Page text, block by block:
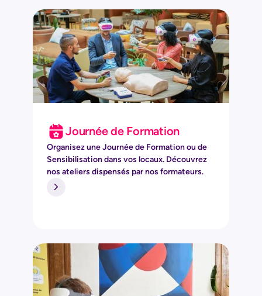
Journée de Formation
Organisez une Journée de Formation ou de
Sensibilisation dans vos locaux. Découvrez
nos ateliers dispensés par nos formateurs.